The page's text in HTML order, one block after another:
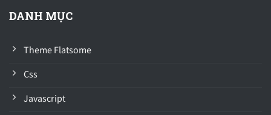
DANH MỤC
Theme Flatsome
Css
Javascript